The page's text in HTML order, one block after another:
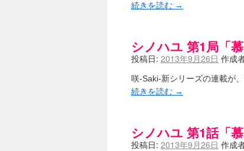
続きを読む →
シノハユ 第1局「慕
投稿日: 2013年9月26日 作成
咲-Saki-新シリーズの連載が
続きを読む →
シノハユ 第1話「
投稿日: 2013年9月26日 作成